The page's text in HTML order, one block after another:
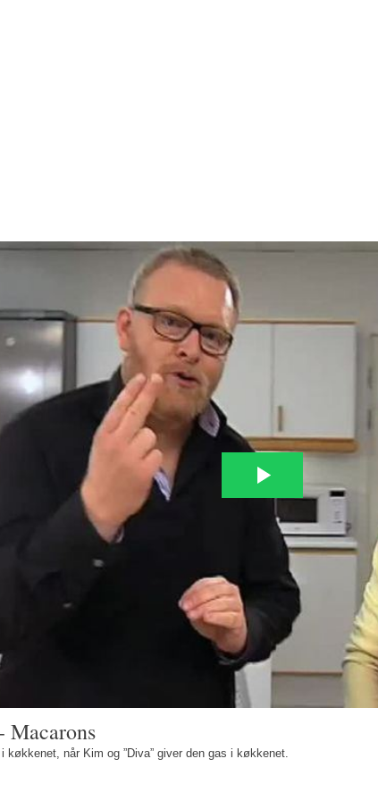
Macarons
når Kim og ”Diva” giver den gas i køkkenet.